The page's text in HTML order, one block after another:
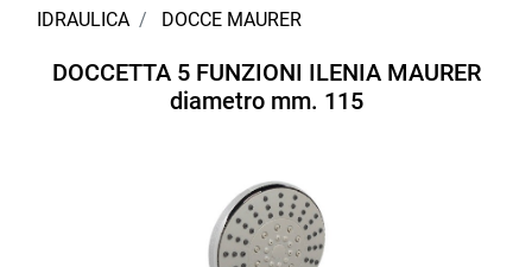
IDRAULICA DOCCE MAURER
DOCCETTA 5 FUNZIONI ILENIA MAURER
diametro mm. 115